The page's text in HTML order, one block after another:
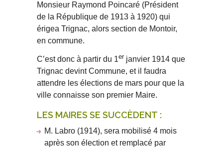
Monsieur Raymond Poincaré (Président
de la République de 1913 à 1920) qui
érigea Trignac, alors section de Montoir,
en commune.
C’est donc à partir du 1er janvier 1914 que
Trignac devint Commune, et il faudra
attendre les élections de mars pour que la
ville connaisse son premier Maire.
LES MAIRES SE SUCCÈDENT :
M. Labro (1914), sera mobilisé 4 mois
après son élection et remplacé par